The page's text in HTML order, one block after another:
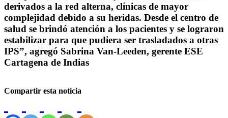
derivados a la red alterna, clínicas de mayor
complejidad debido a su heridas. Desde el centro de
salud se brindó atención a los pacientes y se lograron
estabilizar para que pudiera ser trasladados a otras
IPS”, agregó Sabrina Van-Leeden, gerente ESE
Cartagena de Indias
Compartir esta noticia